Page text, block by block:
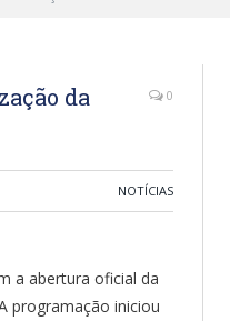
da
0
NOTÍCIAS
a abertura oficial da
programação iniciou